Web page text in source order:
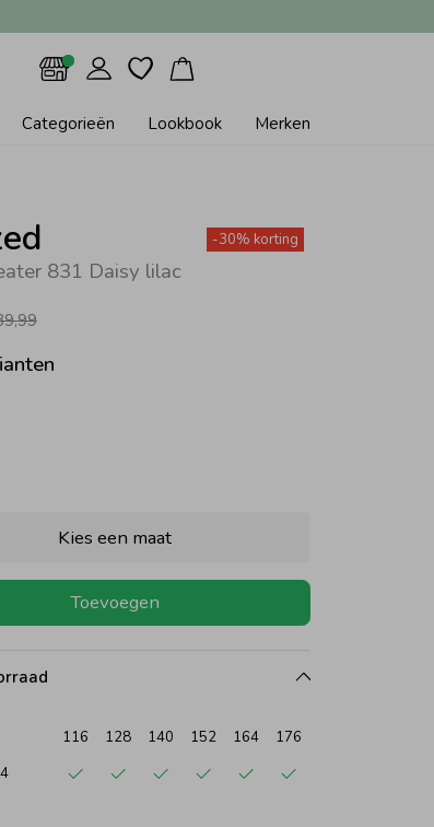
Categorieën Lookbook Merken
831 Daisy lilac
-30% korting
Kies een maat
Toevoegen
116 128 140 152 164
176